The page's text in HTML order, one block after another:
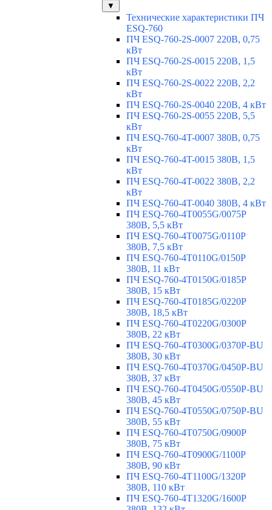
▼
Технические характеристики ПЧ
ESQ-760
ПЧ ESQ-760-2S-0007 220В, 0,75
кВт
ПЧ ESQ-760-2S-0015 220В, 1,5
кВт
ПЧ ESQ-760-2S-0022 220В, 2,2
кВт
ПЧ ESQ-760-2S-0040 220В, 4 кВт
ПЧ ESQ-760-2S-0055 220В, 5,5
кВт
ПЧ ESQ-760-4T-0007 380В, 0,75
кВт
ПЧ ESQ-760-4T-0015 380В, 1,5
кВт
ПЧ ESQ-760-4T-0022 380В, 2,2
кВт
ПЧ ESQ-760-4T-0040 380В, 4 кВт
ПЧ ESQ-760-4T0055G/0075P
380В, 5,5 кВт
ПЧ ESQ-760-4T0075G/0110P
380В, 7,5 кВт
ПЧ ESQ-760-4T0110G/0150P
380В, 11 кВт
ПЧ ESQ-760-4T0150G/0185P
380В, 15 кВт
ПЧ ESQ-760-4T0185G/0220P
380В, 18,5 кВт
ПЧ ESQ-760-4T0220G/0300P
380В, 22 кВт
ПЧ ESQ-760-4T0300G/0370P-BU
380В, 30 кВт
ПЧ ESQ-760-4T0370G/0450P-BU
380В, 37 кВт
ПЧ ESQ-760-4T0450G/0550P-BU
380В, 45 кВт
ПЧ ESQ-760-4T0550G/0750P-BU
380В, 55 кВт
ПЧ ESQ-760-4T0750G/0900P
380В, 75 кВт
ПЧ ESQ-760-4T0900G/1100P
380В, 90 кВт
ПЧ ESQ-760-4T1100G/1320P
380В, 110 кВт
ПЧ ESQ-760-4T1320G/1600P